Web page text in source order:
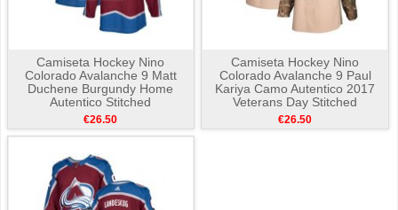
Camiseta Hockey Nino
Colorado Avalanche 9 Matt
Duchene Burgundy Home
Autentico Stitched
€26.50
Camiseta Hockey Nino
Colorado Avalanche 9 Paul
Kariya Camo Autentico 2017
Veterans Day Stitched
€26.50